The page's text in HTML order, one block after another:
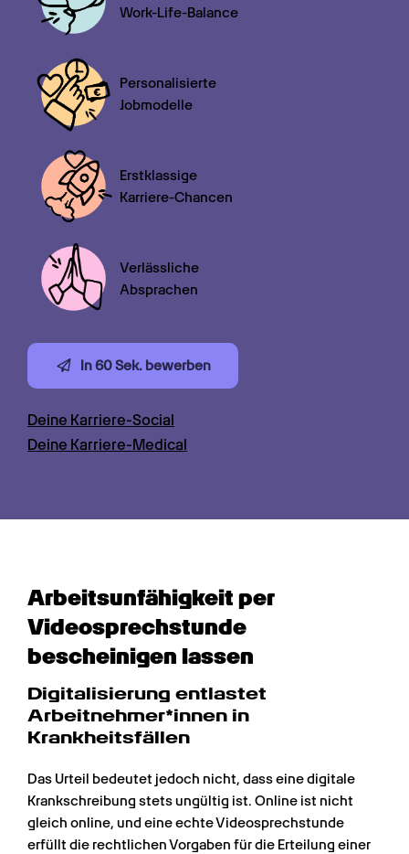
Work-Life-Balance
Personalisierte
Jobmodelle
Erstklassige
Karriere-Chancen
Verlässliche
Absprachen
In 60 Sek. bewerben
Deine Karriere-Social
Deine Karriere-Medical
Arbeitsunfähigkeit per
Videosprechstunde
bescheinigen lassen
Digitalisierung entlastet
Arbeitnehmer*innen in
Krankheitsfällen
Das Urteil bedeutet jedoch nicht, dass eine digitale
Krankschreibung stets ungültig ist. Online ist nicht
gleich online, und eine echte Videosprechstunde
erfüllt die rechtlichen Vorgaben für die Erteilung einer